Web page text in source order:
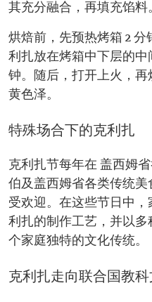
其充分融合，再填充馅料
烘焙前，先预热烤箱 2
利扎放在烤箱中下层的中
钟。随后，打开上火，再
黄色泽。
特殊场合下的克利扎
克利扎节每年在 盖西姆
伯及盖西姆省各类传统
受欢迎。在这些节日中
利扎的制作工艺，并以
个家庭独特的文化传统。
克利扎走向联合国教